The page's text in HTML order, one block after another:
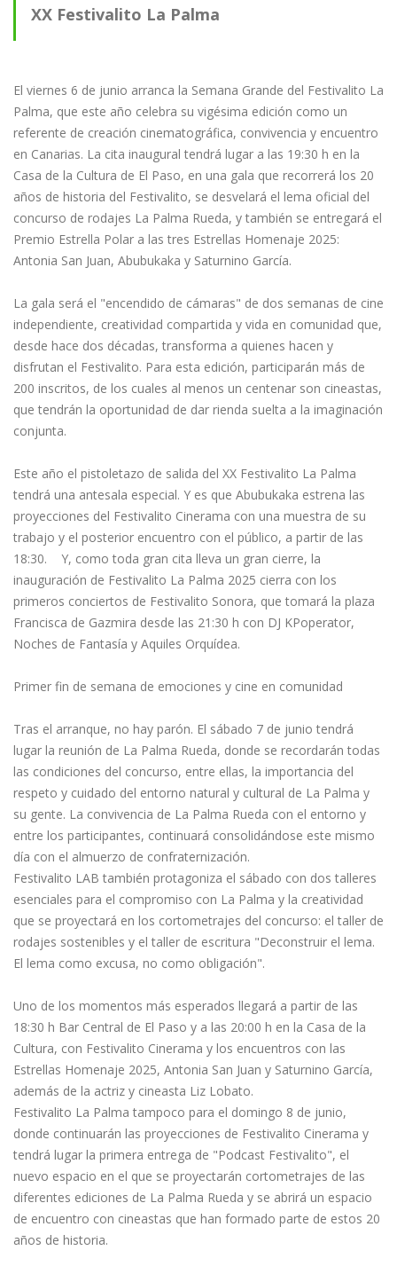
XX Festivalito La Palma
El viernes 6 de junio arranca la Semana Grande del Festivalito La
Palma, que este año celebra su vigésima edición como un
referente de creación cinematográfica, convivencia y encuentro
en Canarias. La cita inaugural tendrá lugar a las 19:30 h en la
Casa de la Cultura de El Paso, en una gala que recorrerá los 20
años de historia del Festivalito, se desvelará el lema oficial del
concurso de rodajes La Palma Rueda, y también se entregará el
Premio Estrella Polar a las tres Estrellas Homenaje 2025:
Antonia San Juan, Abubukaka y Saturnino García.
La gala será el "encendido de cámaras" de dos semanas de cine
independiente, creatividad compartida y vida en comunidad que,
desde hace dos décadas, transforma a quienes hacen y
disfrutan el Festivalito. Para esta edición, participarán más de
200 inscritos, de los cuales al menos un centenar son cineastas,
que tendrán la oportunidad de dar rienda suelta a la imaginación
conjunta.
Este año el pistoletazo de salida del XX Festivalito La Palma
tendrá una antesala especial. Y es que Abubukaka estrena las
proyecciones del Festivalito Cinerama con una muestra de su
trabajo y el posterior encuentro con el público, a partir de las
18:30. Y, como toda gran cita lleva un gran cierre, la
inauguración de Festivalito La Palma 2025 cierra con los
primeros conciertos de Festivalito Sonora, que tomará la plaza
Francisca de Gazmira desde las 21:30 h con DJ KPoperator,
Noches de Fantasía y Aquiles Orquídea.
Primer fin de semana de emociones y cine en comunidad
Tras el arranque, no hay parón. El sábado 7 de junio tendrá
lugar la reunión de La Palma Rueda, donde se recordarán todas
las condiciones del concurso, entre ellas, la importancia del
respeto y cuidado del entorno natural y cultural de La Palma y
su gente. La convivencia de La Palma Rueda con el entorno y
entre los participantes, continuará consolidándose este mismo
día con el almuerzo de confraternización.
Festivalito LAB también protagoniza el sábado con dos talleres
esenciales para el compromiso con La Palma y la creatividad
que se proyectará en los cortometrajes del concurso: el taller de
rodajes sostenibles y el taller de escritura "Deconstruir el lema.
El lema como excusa, no como obligación".
Uno de los momentos más esperados llegará a partir de las
18:30 h Bar Central de El Paso y a las 20:00 h en la Casa de la
Cultura, con Festivalito Cinerama y los encuentros con las
Estrellas Homenaje 2025, Antonia San Juan y Saturnino García,
además de la actriz y cineasta Liz Lobato.
Festivalito La Palma tampoco para el domingo 8 de junio,
donde continuarán las proyecciones de Festivalito Cinerama y
tendrá lugar la primera entrega de "Podcast Festivalito", el
nuevo espacio en el que se proyectarán cortometrajes de las
diferentes ediciones de La Palma Rueda y se abrirá un espacio
de encuentro con cineastas que han formado parte de estos 20
años de historia.